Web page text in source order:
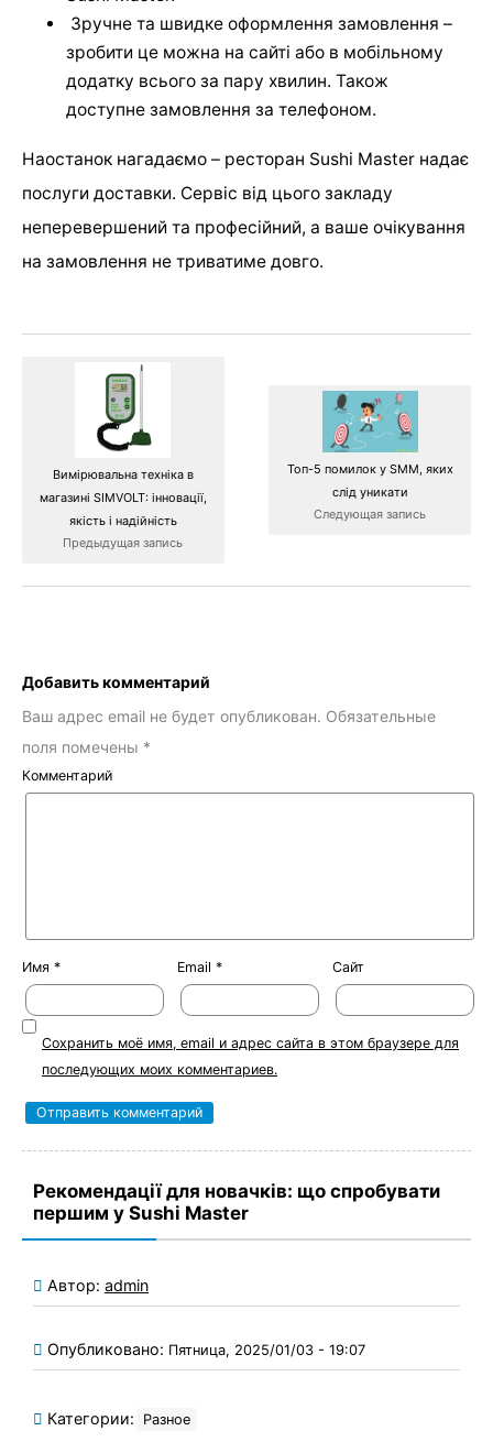
Зручне та швидке оформлення замовлення –
зробити це можна на сайті або в мобільному
додатку всього за пару хвилин. Також
доступне замовлення за телефоном.
Наостанок нагадаємо – ресторан Sushi Master надає
послуги доставки. Сервіс від цього закладу
неперевершений та професійний, а ваше очікування
на замовлення не триватиме довго.
Вимірювальна техніка в
магазині SIMVOLT: інновації,
якість і надійність
Предыдущая запись
Топ-5 помилок у SMM, яких
слід уникати
Следующая запись
Добавить комментарий
Ваш адрес email не будет опубликован. Обязательные
поля помечены *
Комментарий
Имя * Email * Сайт
Сохранить моё имя, email и адрес сайта в этом браузере для
последующих моих комментариев.
Рекомендації для новачків: що спробувати
першим у Sushi Master
Автор: admin
Опубликовано: Пятница, 2025/01/03 - 19:07
Категории: Разное